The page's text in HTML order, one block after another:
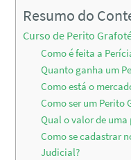
Resumo do
Curso de Perito
Como é feita a
Quanto ganha um
Como está o
Como ser um Perito
Qual o valor de uma
Como se cadastrar
Judicial?